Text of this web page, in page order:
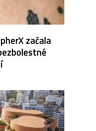
začala